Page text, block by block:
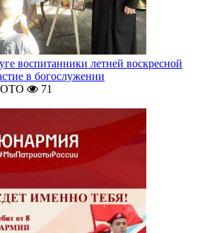
воспитанники летней воскресной
в богослужении
71